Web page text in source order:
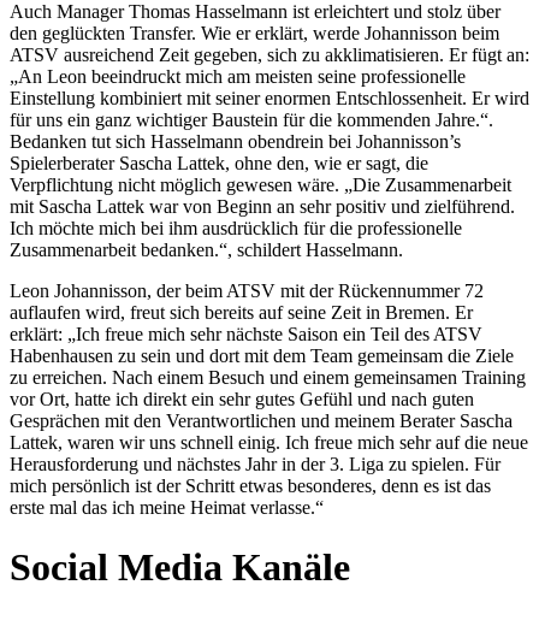
Auch Manager Thomas Hasselmann ist erleichtert und stolz über
den geglückten Transfer. Wie er erklärt, werde Johannisson beim
ATSV ausreichend Zeit gegeben, sich zu akklimatisieren. Er fügt an:
„An Leon beeindruckt mich am meisten seine professionelle
Einstellung kombiniert mit seiner enormen Entschlossenheit. Er wird
für uns ein ganz wichtiger Baustein für die kommenden Jahre.“.
Bedanken tut sich Hasselmann obendrein bei Johannisson’s
Spielerberater Sascha Lattek, ohne den, wie er sagt, die
Verpflichtung nicht möglich gewesen wäre. „Die Zusammenarbeit
mit Sascha Lattek war von Beginn an sehr positiv und zielführend.
Ich möchte mich bei ihm ausdrücklich für die professionelle
Zusammenarbeit bedanken.“, schildert Hasselmann.
Leon Johannisson, der beim ATSV mit der Rückennummer 72
auflaufen wird, freut sich bereits auf seine Zeit in Bremen. Er
erklärt: „Ich freue mich sehr nächste Saison ein Teil des ATSV
Habenhausen zu sein und dort mit dem Team gemeinsam die Ziele
zu erreichen. Nach einem Besuch und einem gemeinsamen Training
vor Ort, hatte ich direkt ein sehr gutes Gefühl und nach guten
Gesprächen mit den Verantwortlichen und meinem Berater Sascha
Lattek, waren wir uns schnell einig. Ich freue mich sehr auf die neue
Herausforderung und nächstes Jahr in der 3. Liga zu spielen. Für
mich persönlich ist der Schritt etwas besonderes, denn es ist das
erste mal das ich meine Heimat verlasse.“
Social Media Kanäle